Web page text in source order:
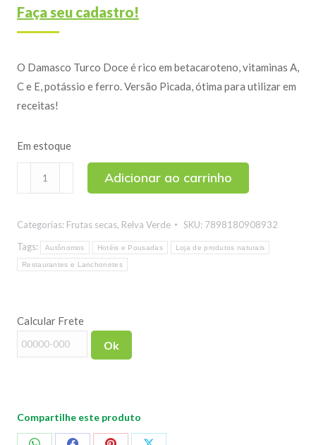
Faça seu cadastro!
O Damasco Turco Doce é rico em betacaroteno, vitaminas A,
C e E, potássio e ferro. Versão Picada, ótima para utilizar em
receitas!
Em estoque
1kg
quantidade
Adicionar ao carrinho
Categorias: Frutas secas, Relva Verde SKU: 7898180908932
Tags:
Autônomos Hotéis e Pousadas Loja de produtos naturais
Restaurantes e Lanchonetes
Calcular Frete
Ok
Compartilhe este produto